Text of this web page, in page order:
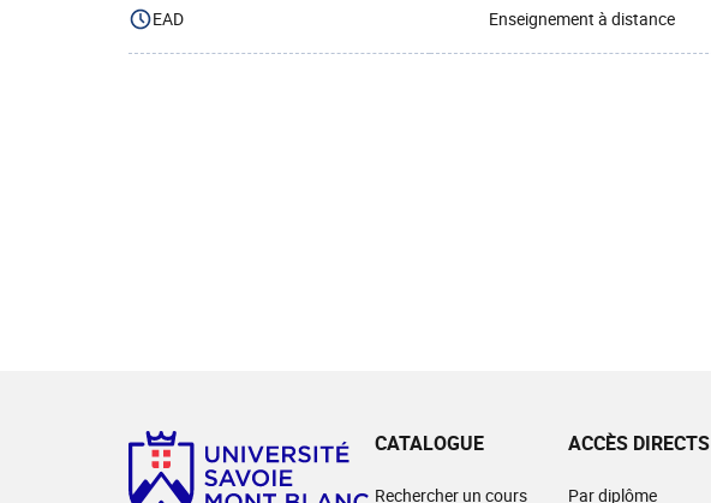
EAD Enseignement à distance
CATALOGUE
Rechercher un cours
ACCÈS DIRECTS
Par diplôme